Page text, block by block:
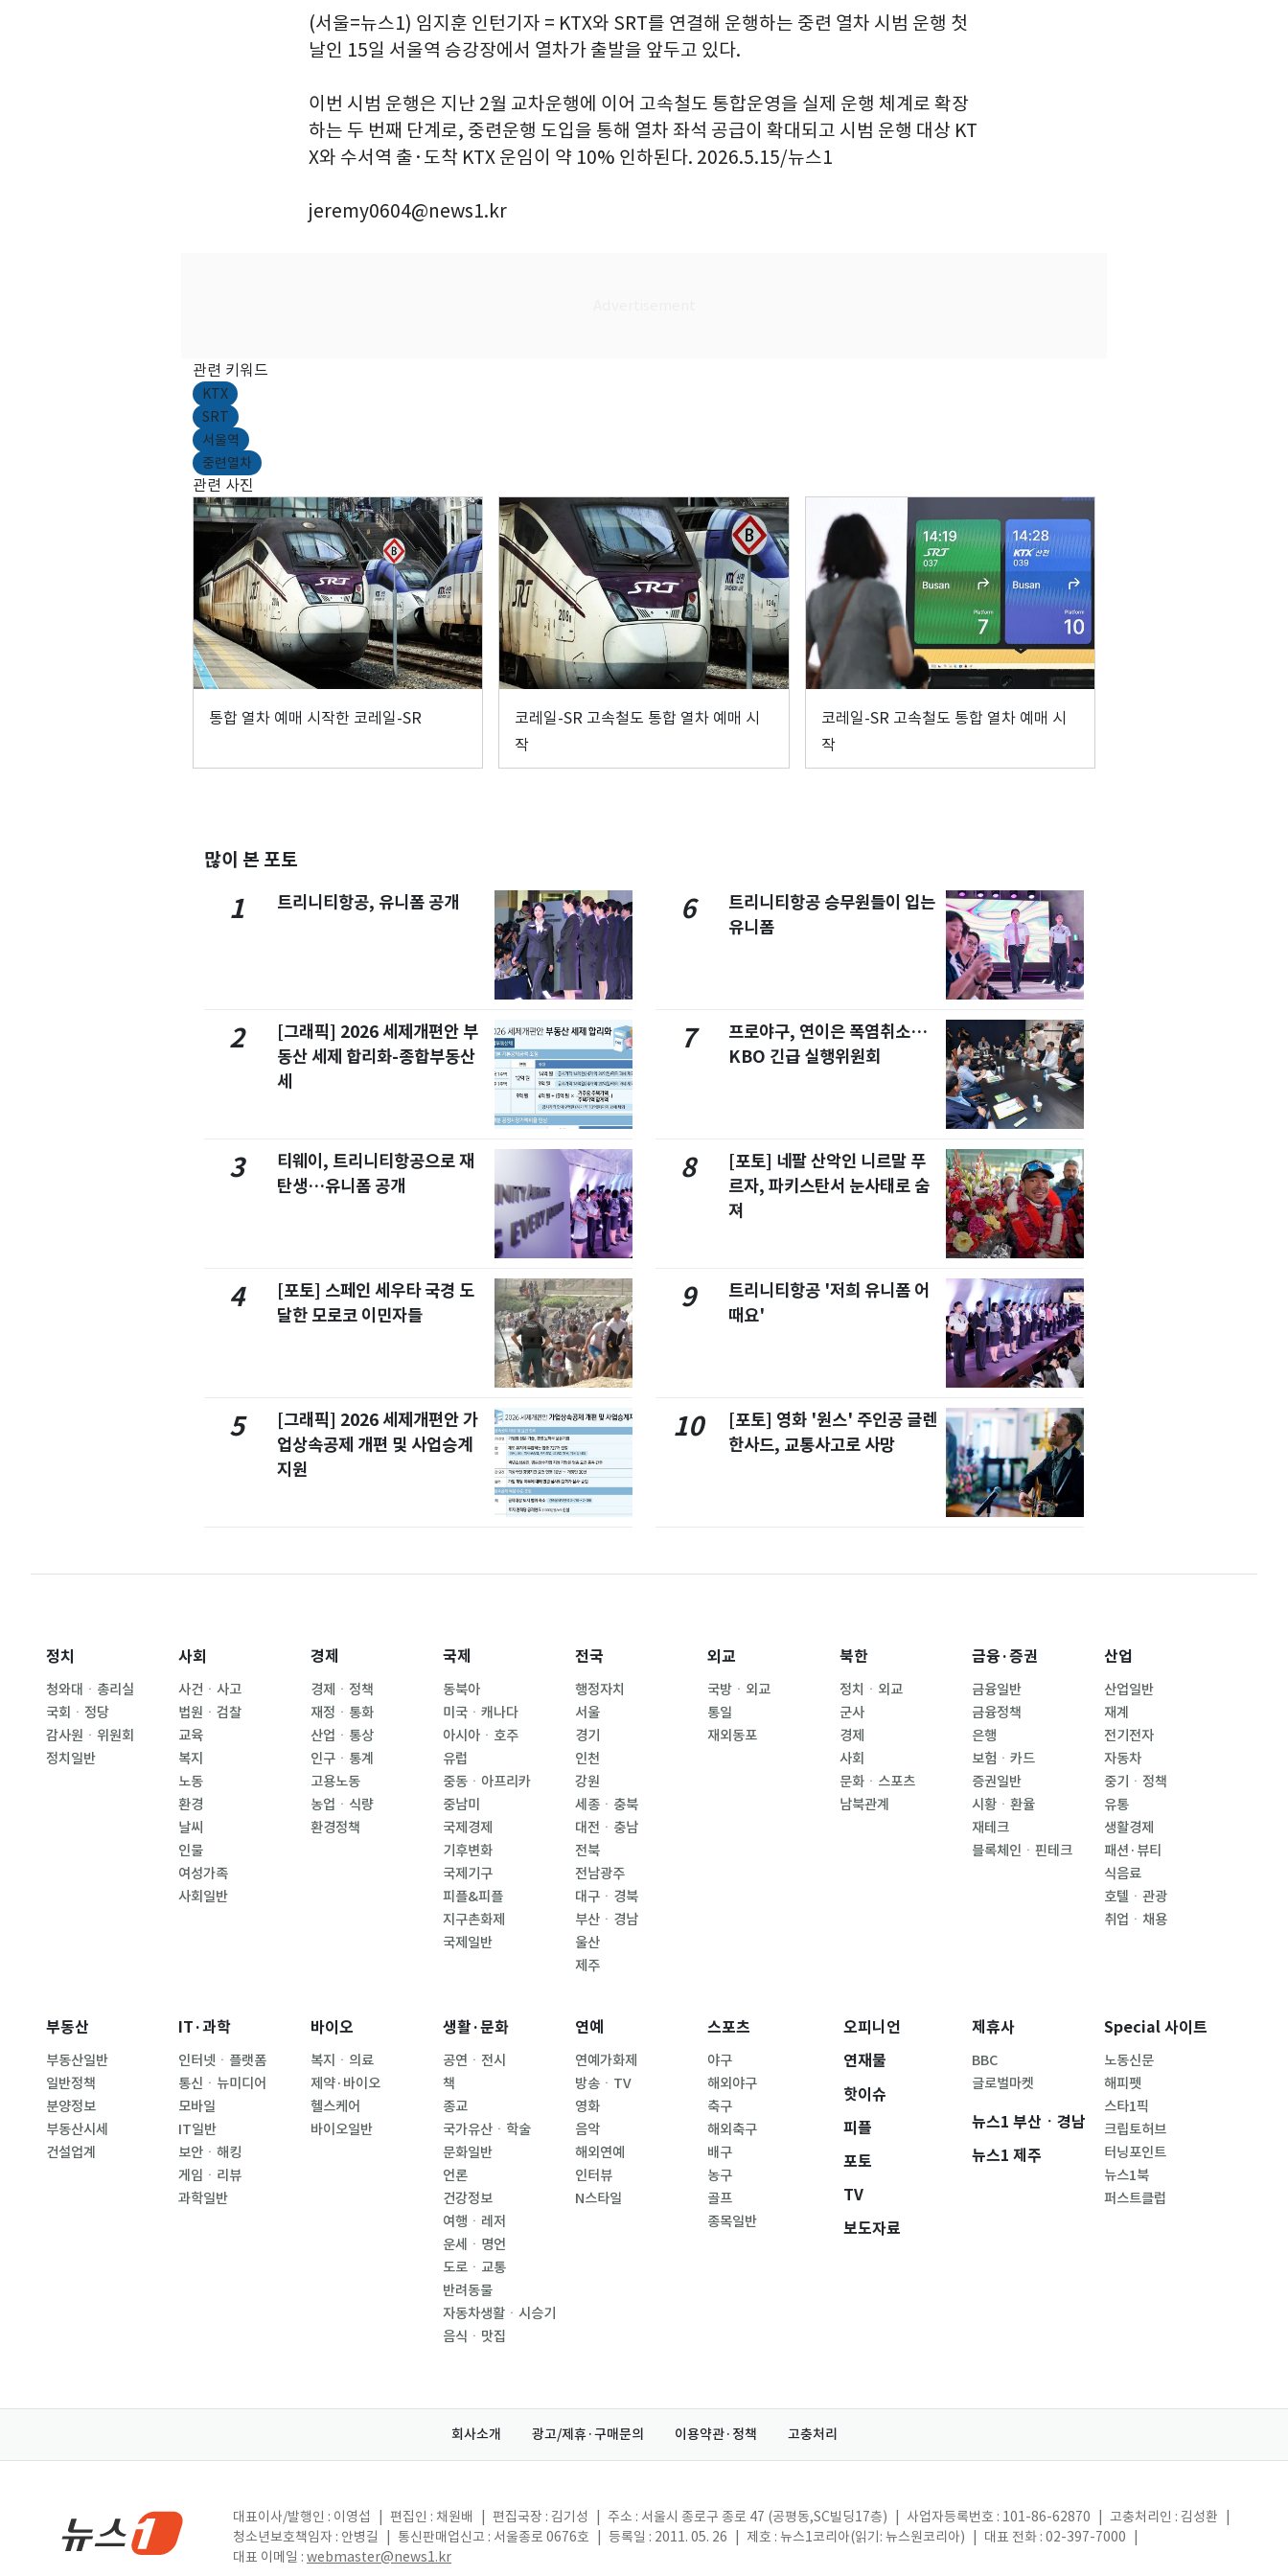
(서울=뉴스1) 임지훈 인턴기자 = KTX와 SRT를 연결해 운행하는 중련 열차 시범 운행 첫
날인 15일 서울역 승강장에서 열차가 출발을 앞두고 있다.
이번 시범 운행은 지난 2월 교차운행에 이어 고속철도 통합운영을 실제 운행 체계로 확장
하는 두 번째 단계로, 중련운행 도입을 통해 열차 좌석 공급이 확대되고 시범 운행 대상 KT
X와 수서역 출·도착 KTX 운임이 약 10% 인하된다. 2026.5.15/뉴스1
jeremy0604@news1.kr
관련 키워드
KTX
SRT
서울역
중련열차
관련 사진
통합 열차 예매 시작한 코레일-SR
코레일-SR 고속철도 통합 열차 예매 시
작
코레일-SR 고속철도 통합 열차 예매 시
작
많이 본 포토
1 트리니티항공, 유니폼 공개
2
[그래픽] 2026 세제개편안 부
동산 세제 합리화-종합부동산
세
3
티웨이, 트리니티항공으로 재
탄생…유니폼 공개
4
[포토] 스페인 세우타 국경 도
달한 모로코 이민자들
5
[그래픽] 2026 세제개편안 가
업상속공제 개편 및 사업승계
지원
6
트리니티항공 승무원들이 입는
유니폼
7
프로야구, 연이은 폭염취소…
KBO 긴급 실행위원회
8
[포토] 네팔 산악인 니르말 푸
르자, 파키스탄서 눈사태로 숨
져
9
트리니티항공 '저희 유니폼 어
때요'
10
[포토] 영화 '원스' 주인공 글렌
한사드, 교통사고로 사망
정치
청와대ㆍ총리실
국회ㆍ정당
감사원ㆍ위원회
정치일반
사회
사건ㆍ사고
법원ㆍ검찰
교육
복지
노동
환경
날씨
인물
여성가족
사회일반
경제
경제ㆍ정책
재정ㆍ통화
산업ㆍ통상
인구ㆍ통계
고용노동
농업ㆍ식량
환경정책
국제
동북아
미국ㆍ캐나다
아시아ㆍ호주
유럽
중동ㆍ아프리카
중남미
국제경제
기후변화
국제기구
피플&피플
지구촌화제
국제일반
전국
행정자치
서울
경기
인천
강원
세종ㆍ충북
대전ㆍ충남
전북
전남광주
대구ㆍ경북
부산ㆍ경남
울산
제주
외교
국방ㆍ외교
통일
재외동포
북한
정치ㆍ외교
군사
경제
사회
문화ㆍ스포츠
남북관계
금융·증권
금융일반
금융정책
은행
보험ㆍ카드
증권일반
시황ㆍ환율
재테크
블록체인ㆍ핀테크
산업
산업일반
재계
전기전자
자동차
중기ㆍ정책
유통
생활경제
패션·뷰티
식음료
호텔ㆍ관광
취업ㆍ채용
부동산
부동산일반
일반정책
분양정보
부동산시세
건설업계
IT·과학
인터넷ㆍ플랫폼
통신ㆍ뉴미디어
모바일
IT일반
보안ㆍ해킹
게임ㆍ리뷰
과학일반
바이오
복지ㆍ의료
제약·바이오
헬스케어
바이오일반
생활·문화
공연ㆍ전시
책
종교
국가유산ㆍ학술
문화일반
언론
건강정보
여행ㆍ레저
운세ㆍ명언
도로ㆍ교통
반려동물
자동차생활ㆍ시승기
음식ㆍ맛집
연예
연예가화제
방송ㆍTV
영화
음악
해외연예
인터뷰
N스타일
스포츠
야구
해외야구
축구
해외축구
배구
농구
골프
종목일반
오피니언
연재물
핫이슈
피플
포토
TV
보도자료
제휴사
BBC
글로벌마켓
뉴스1 부산ㆍ경남
뉴스1 제주
Special 사이트
노동신문
해피펫
스타1픽
크립토허브
터닝포인트
뉴스1북
퍼스트클럽
회사소개 광고/제휴·구매문의 이용약관·정책 고충처리
대표이사/발행인 : 이영섭 편집인 : 채원배 편집국장 : 김기성 주소 : 서울시 종로구 종로 47 (공평동,SC빌딩17층) 사업자등록번호 : 101-86-62870 고충처리인 : 김성환
청소년보호책임자 : 안병길
통신판매업신고 : 서울종로 0676호 등록일 : 2011. 05. 26 제호 : 뉴스1코리아(읽기: 뉴스원코리아) 대표 전화 : 02-397-7000
대표 이메일 : webmaster@news1.kr